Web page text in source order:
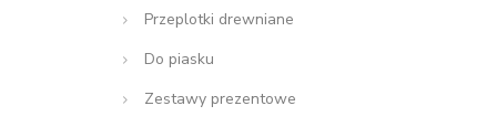
Przeplotki drewniane
Do piasku
Zestawy prezentowe